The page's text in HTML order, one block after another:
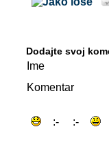
Dodajte svoj
Ime
Komentar